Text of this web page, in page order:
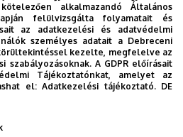
alkalmazandó Általános
felülvizsgálta folyamatait és
az adatkezelési és adatvédelmi
személyes adatait a Debreceni
kezelte, megfelelve az
szabályozásoknak. A GDPR előírásait
Tájékoztatónkat, amelyet az
el:Adatkezelési tájékoztató. DE
óra és 18:00 óra között,
ünnepnapokon:9:00 - 11:00 óra
26. 08:59